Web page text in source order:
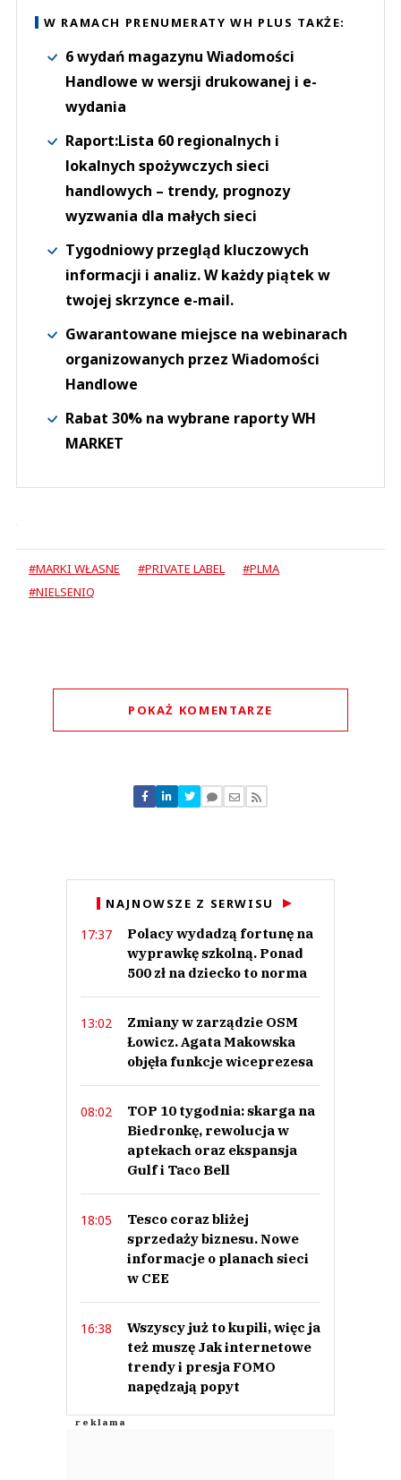
W RAMACH PRENUMERATY WH PLUS TAKŻE:
6 wydań magazynu Wiadomości
Handlowe w wersji drukowanej i e-
wydania
Raport:Lista 60 regionalnych i
lokalnych spożywczych sieci
handlowych – trendy, prognozy
wyzwania dla małych sieci
Tygodniowy przegląd kluczowych
informacji i analiz. W każdy piątek w
twojej skrzynce e-mail.
Gwarantowane miejsce na webinarach
organizowanych przez Wiadomości
Handlowe
Rabat 30% na wybrane raporty WH
MARKET
#MARKI WŁASNE #PRIVATE LABEL
#PLMA
#NIELSENIQ
POKAŻ KOMENTARZE
Nie znaleziono komentarzy
Zostaw swoje komentarze
NAJNOWSZE Z SERWISU
17:37
Polacy wydadzą fortunę na
wyprawkę szkolną. Ponad
500 zł na dziecko to norma
13:02
Zmiany w zarządzie OSM
Łowicz. Agata Makowska
objęła funkcje wiceprezesa
08:02
TOP 10 tygodnia: skarga na
Biedronkę, rewolucja w
aptekach oraz ekspansja
Gulf i Taco Bell
18:05
Tesco coraz bliżej
sprzedaży biznesu. Nowe
informacje o planach sieci
w CEE
16:38
Wszyscy już to kupili, więc ja
też muszę Jak internetowe
trendy i presja FOMO
napędzają popyt